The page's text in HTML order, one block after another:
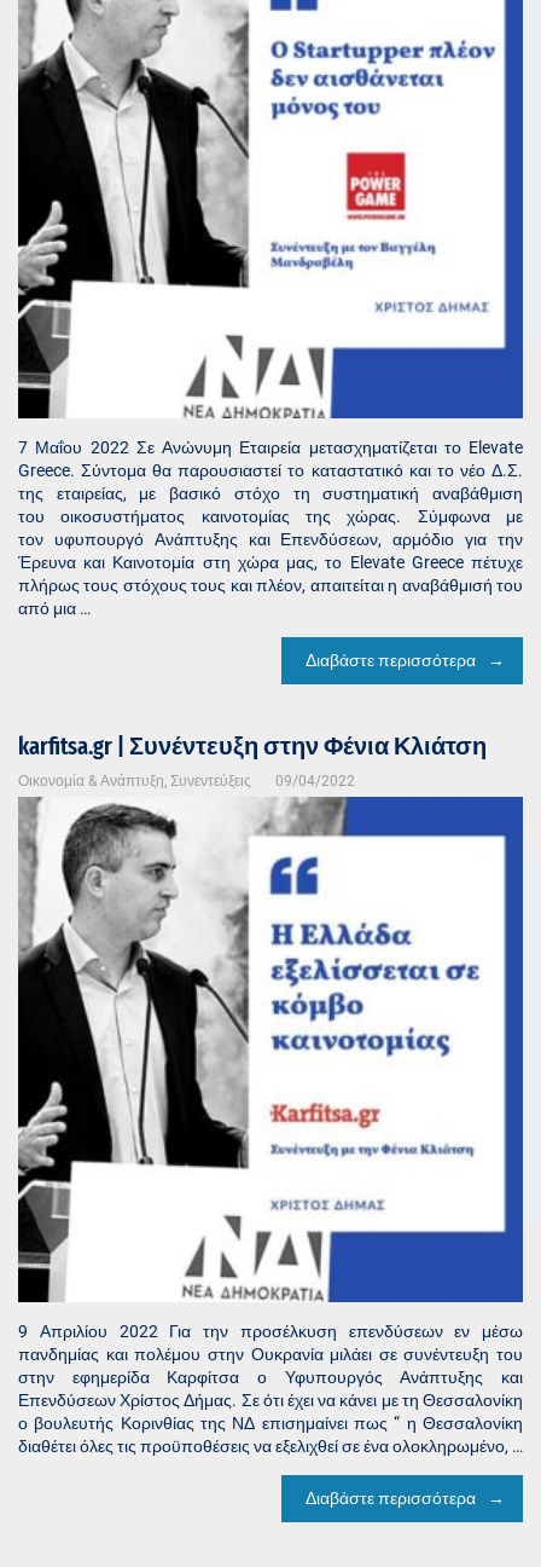
7 Μαΐου 2022 Σε Ανώνυμη Εταιρεία μετασχηματίζεται το Elevate
Greece. Σύντομα θα παρουσιαστεί το καταστατικό και το νέο Δ.Σ.
της εταιρείας, με βασικό στόχο τη συστηματική αναβάθμιση
του οικοσυστήματος καινοτομίας της χώρας. Σύμφωνα με
τον υφυπουργό Ανάπτυξης και Επενδύσεων, αρμόδιο για την
Έρευνα και Καινοτομία στη χώρα μας, το Elevate Greece πέτυχε
πλήρως τους στόχους τους και πλέον, απαιτείται η αναβάθμισή του
από μια …
Διαβάστε περισσότερα
karfitsa.gr | Συνέντευξη στηνΦένια Κλιάτση
Οικονομία & Ανάπτυξη, Συνεντεύξεις 09/04/2022
9 Απριλίου 2022 Για την προσέλκυση επενδύσεων εν μέσω
πανδημίας και πολέμου στην Ουκρανία μιλάει σε συνέντευξη του
στην εφημερίδα Καρφίτσα ο Υφυπουργός Ανάπτυξης και
Επενδύσεων Χρίστος Δήμας. Σε ότι έχει να κάνει με τη Θεσσαλονίκη
ο βουλευτής Κορινθίας της ΝΔ επισημαίνει πως “ η Θεσσαλονίκη
διαθέτει όλες τις προϋποθέσεις να εξελιχθεί σε ένα ολοκληρωμένο, …
Διαβάστε περισσότερα